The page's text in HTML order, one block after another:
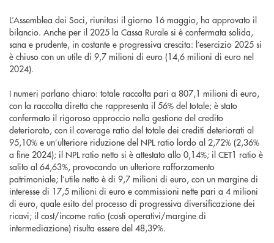
L’Assemblea dei Soci, riunitasi il giorno 16 maggio, ha approvato il
bilancio. Anche per il 2025 la Cassa Rurale si è confermata solida,
sana e prudente, in costante e progressiva crescita: l’esercizio 2025 si
è chiuso con un utile di 9,7 milioni di euro (14,6 milioni di euro nel
2024).
I numeri parlano chiaro: totale raccolta pari a 807,1 milioni di euro,
con la raccolta diretta che rappresenta il 56% del totale; è stato
confermato il rigoroso approccio nella gestione del credito
deteriorato, con il coverage ratio del totale dei crediti deteriorati al
95,10% e un’ulteriore riduzione del NPL ratio lordo al 2,72% (2,36%
a fine 2024); il NPL ratio netto si è attestato allo 0,14%; il CET1 ratio è
salito al 64,63%, provocando un ulteriore rafforzamento
patrimoniale; l’utile netto è di 9,7 milioni di euro, con un margine di
interesse di 17,5 milioni di euro e commissioni nette pari a 4 milioni
di euro, quale esito del processo di progressiva diversificazione dei
ricavi; il cost/income ratio (costi operativi/margine di
intermediazione) risulta essere del 48,39%.